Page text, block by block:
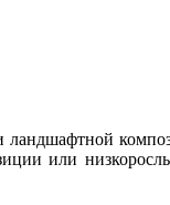
или